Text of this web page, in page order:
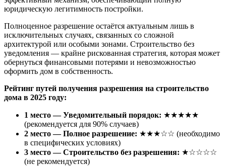
юридическую легитимность постройки.
Полноценное разрешение остаётся актуальным лишь в
исключительных случаях, связанных со сложной
архитектурой или особыми зонами. Строительство без
уведомления — крайне рискованная стратегия, которая может
обернуться финансовыми потерями и невозможностью
оформить дом в собственность.
Рейтинг путей получения разрешения на строительство
дома в 2025 году:
1 место — Уведомительный порядок: ★★★★★
(рекомендуется для 90% случаев)
2 место — Полное разрешение: ★★★☆☆ (необходимо
в специфических условиях)
3 место — Строительство без разрешения: ★☆☆☆☆
(не рекомендуется)